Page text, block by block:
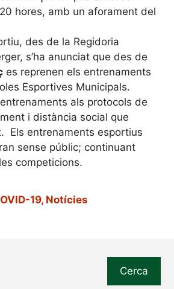
hores, amb un aforament del
des de la Regidoria
s’ha anunciat que des de
es reprenen els entrenaments
Esportives Municipals.
als protocols de
i distància social que
Els entrenaments esportius
sense públic; continuant
competicions.
19, Notícies
Cerca